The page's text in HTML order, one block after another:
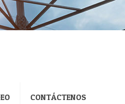
CONTÁCTENOS